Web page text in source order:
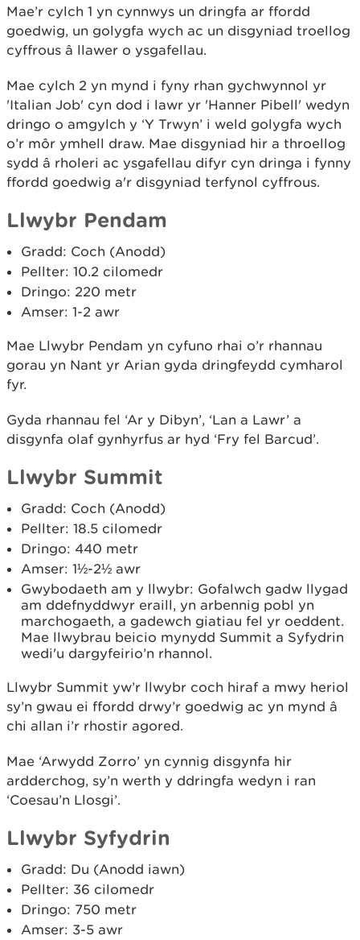
Mae’r cylch 1 yn cynnwys un dringfa ar ffordd
goedwig, un golygfa wych ac un disgyniad troellog
cyffrous â llawer o ysgafellau.
Mae cylch 2 yn mynd i fyny rhan gychwynnol yr
'Italian Job' cyn dod i lawr yr 'Hanner Pibell' wedyn
dringo o amgylch y ‘Y Trwyn’ i weld golygfa wych
o’r môr ymhell draw. Mae disgyniad hir a throellog
sydd â rholeri ac ysgafellau difyr cyn dringa i fynny
ffordd goedwig a'r disgyniad terfynol cyffrous.
Llwybr Pendam
Gradd: Coch (Anodd)
Pellter: 10.2 cilomedr
Dringo: 220 metr
Amser: 1-2 awr
Mae Llwybr Pendam yn cyfuno rhai o’r rhannau
gorau yn Nant yr Arian gyda dringfeydd cymharol
fyr.
Gyda rhannau fel ‘Ar y Dibyn’, ‘Lan a Lawr’ a
disgynfa olaf gynhyrfus ar hyd ‘Fry fel Barcud’.
Llwybr Summit
Gradd: Coch (Anodd)
Pellter: 18.5 cilomedr
Dringo: 440 metr
Amser: 1½-2½ awr
Gwybodaeth am y llwybr: Gofalwch gadw llygad
am ddefnyddwyr eraill, yn arbennig pobl yn
marchogaeth, a gadewch giatiau fel yr oeddent.
Mae llwybrau beicio mynydd Summit a Syfydrin
wedi'u dargyfeirio’n rhannol.
Llwybr Summit yw’r llwybr coch hiraf a mwy heriol
sy’n gwau ei ffordd drwy’r goedwig ac yn mynd â
chi allan i’r rhostir agored.
Mae ‘Arwydd Zorro’ yn cynnig disgynfa hir
ardderchog, sy’n werth y ddringfa wedyn i ran
‘Coesau’n Llosgi’.
Llwybr Syfydrin
Gradd: Du (Anodd iawn)
Pellter: 36 cilomedr
Dringo: 750 metr
Amser: 3-5 awr